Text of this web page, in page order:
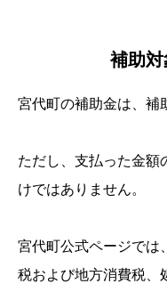
補助
宮代町の補助金は、補
ただし、支払った金額
けではありません。
宮代町公式ページでは
税および地方消費税、